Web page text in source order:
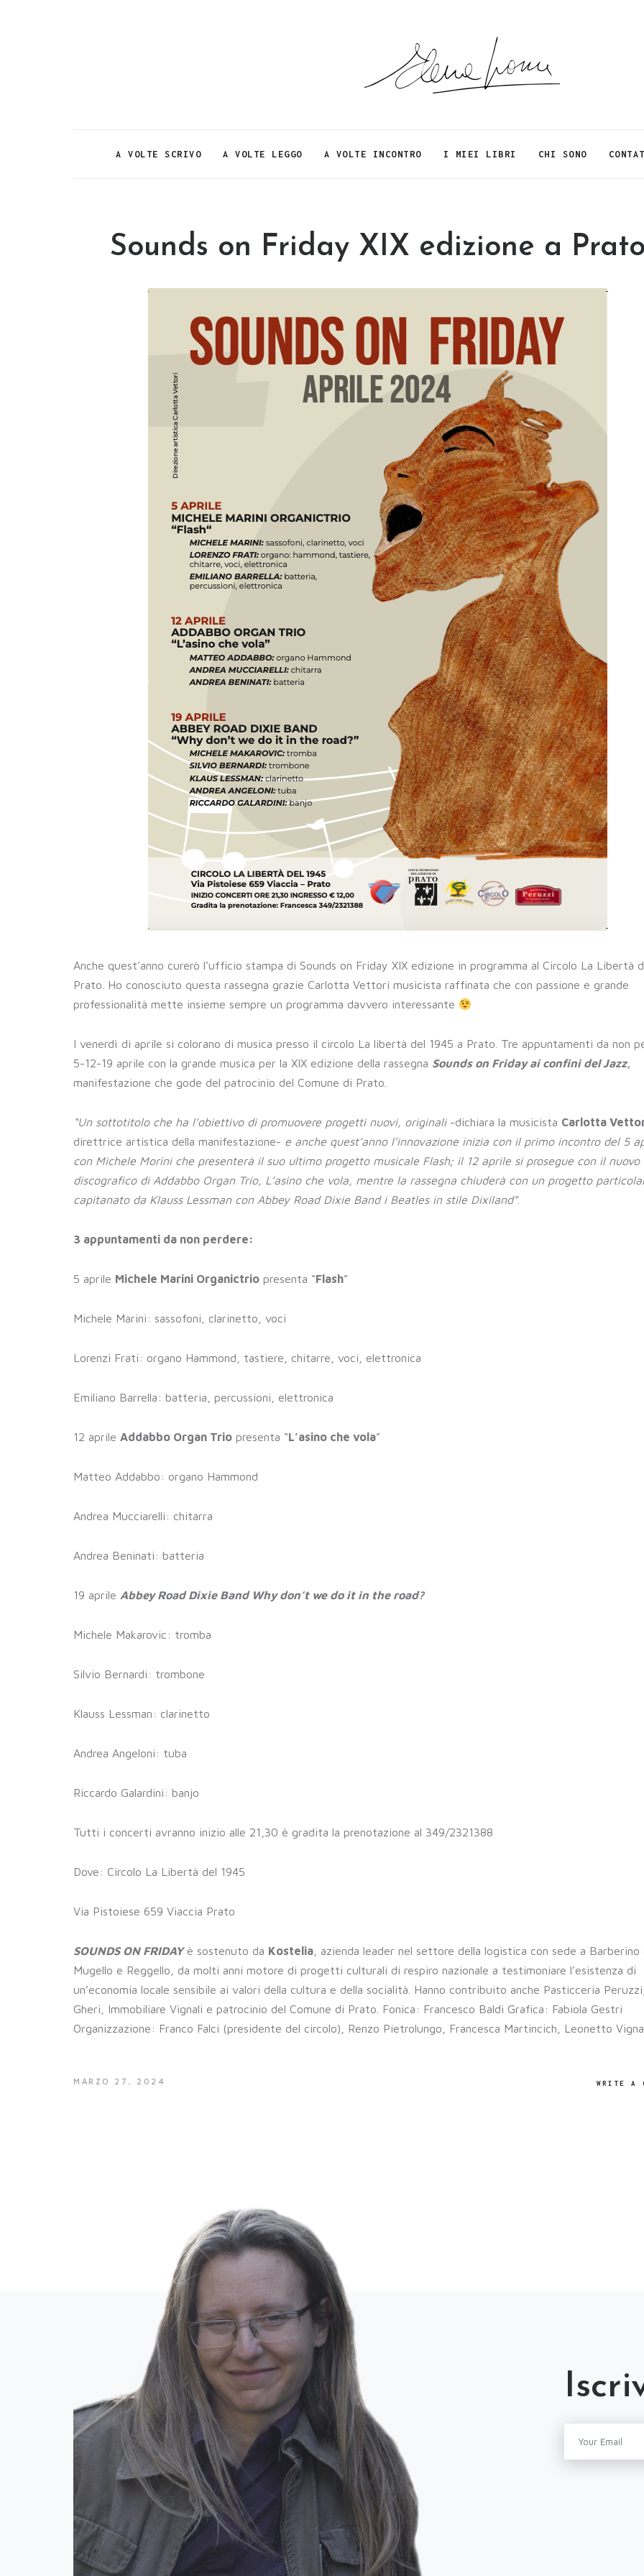
A VOLTE SCRIVO A VOLTE LEGGO A VOLTE INCONTRO I MIEI LIBRI CHI SONO
Sounds on Friday XIX edizione a Prato
Anche quest’anno curerò l’ufficio stampa di Sounds on Friday XIX edizione in programma al Circolo La Libertà
Prato. Ho conosciuto questa rassegna grazie Carlotta Vettori musicista raffinata che con passione e grande
professionalità mette insieme sempre un programma davvero interessante
I venerdì di aprile si colorano di musica presso il circolo La libertà del 1945 a Prato. Tre appuntamenti da non
5-12-19 aprile con la grande musica per la XIX edizione della rassegna Sounds on Friday ai confini del Jazz,
manifestazione che gode del patrocinio del Comune di Prato.
“Un sottotitolo che ha l’obiettivo di promuovere progetti nuovi, originali-dichiara la musicista Carlotta
direttrice artistica della manifestazione- e anche quest’anno l’innovazione inizia con il primo incontro del 5
con Michele Morini che presenterà il suo ultimo progetto musicale Flash; il 12 aprile si prosegue con il nuovo
discografico di Addabbo Organ Trio, L’asino che vola, mentre la rassegna chiuderà con un progetto
capitanato da Klauss Lessman con Abbey Road Dixie Band i Beatles in stile Dixiland”.
3 appuntamenti da non perdere:
5 aprile Michele Marini Organictrio presenta “Flash”
Michele Marini: sassofoni, clarinetto, voci
Lorenzi Frati: organo Hammond, tastiere, chitarre, voci, elettronica
Emiliano Barrella: batteria, percussioni, elettronica
12 aprile Addabbo Organ Trio presenta “L’asino che vola”
Matteo Addabbo: organo Hammond
Andrea Mucciarelli: chitarra
Andrea Beninati: batteria
19 aprile Abbey Road Dixie Band Why don’t we do it in the road?
Michele Makarovic: tromba
Silvio Bernardi: trombone
Klauss Lessman: clarinetto
Andrea Angeloni: tuba
Riccardo Galardini: banjo
Tutti i concerti avranno inizio alle 21,30 è gradita la prenotazione al 349/2321388
Dove: Circolo La Libertà del 1945
Via Pistoiese 659 Viaccia Prato
SOUNDS ON FRIDAYè sostenuto da Kostelia , azienda leader nel settore della logistica con sede a Barberino
Mugello e Reggello, da molti anni motore di progetti culturali di respiro nazionale a testimoniare l’esistenza di
un’economia locale sensibile ai valori della cultura e della socialità. Hanno contribuito anche Pasticceria
Gheri, Immobiliare Vignali e patrocinio del Comune di Prato. Fonica: Francesco Baldi Grafica: Fabiola Gestri
Organizzazione: Franco Falci (presidente del circolo), Renzo Pietrolungo, Francesca Martincich, Leonetto
MARZO 27, 2024 WRITE A